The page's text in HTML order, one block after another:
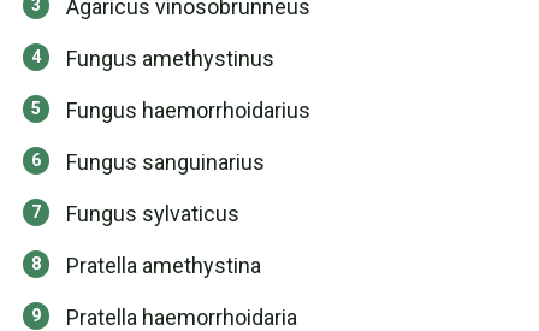
Agaricus vinosobrunneus
Fungus amethystinus
Fungus haemorrhoidarius
Fungus sanguinarius
Fungus sylvaticus
Pratella amethystina
Pratella haemorrhoidaria